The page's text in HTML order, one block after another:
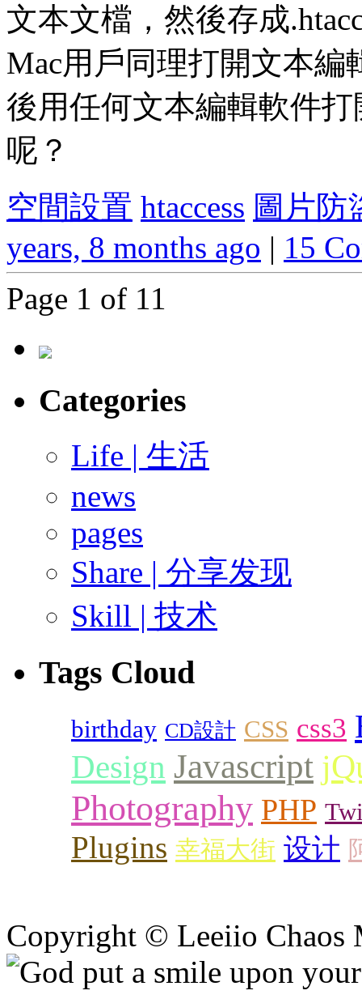
文本文檔，然後存成
Mac用戶同理打開文本
後用任何文本編輯軟件打
呢？
空間設置 htaccess 圖片防
years, 8 months ago | 15
Page 1 of 11
Categories
Life | 生活
news
pages
Share | 分享发现
Skill | 技术
Tags Cloud
birthday CD設計 CSS css3
Design Javascript
Photography PHP
Plugins 幸福大街 设计
Copyright © Leeiio Chaos